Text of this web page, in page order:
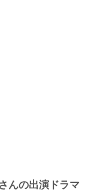
んの出演ドラマ